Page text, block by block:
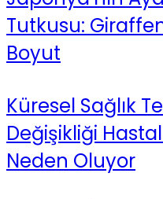
Tutkusu:
Boyut
Küresel Sağlık
Değişikliği
Neden Oluyor